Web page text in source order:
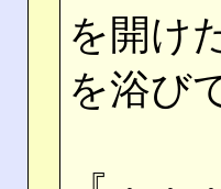
を開け
を浴び